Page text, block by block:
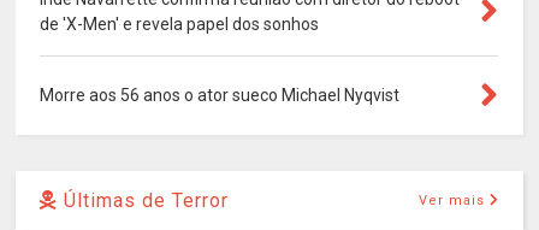
de 'X-Men' e revela papel dos sonhos
Morre aos 56 anos o ator sueco Michael Nyqvist
Últimas de Terror Ver mais